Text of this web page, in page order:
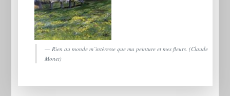
Rien au monde m´intéresse que ma peinture et mes fleurs. (Claude
Monet)